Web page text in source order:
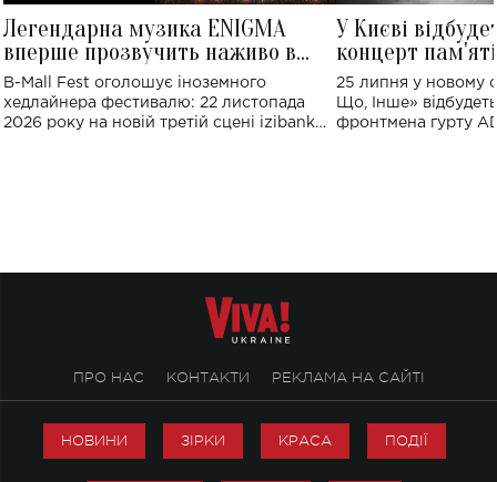
Легендарна музика ENIGMA
вперше прозвучить наживо в
Україні: де відбудеться концерт
B-Mall Fest оголошує іноземного
хедлайнера фестивалю: 22 листопада
2026 року на новій третій сцені izibank
У Києві
концерт
Клименка:
виконають
25 липня у новому
Що, Інше»
фронтмена гурту
ПРО НАС КОНТАКТИ РЕКЛАМА НА САЙТІ
НОВИНИ ЗІРКИ КРАСА ПОДІЇ